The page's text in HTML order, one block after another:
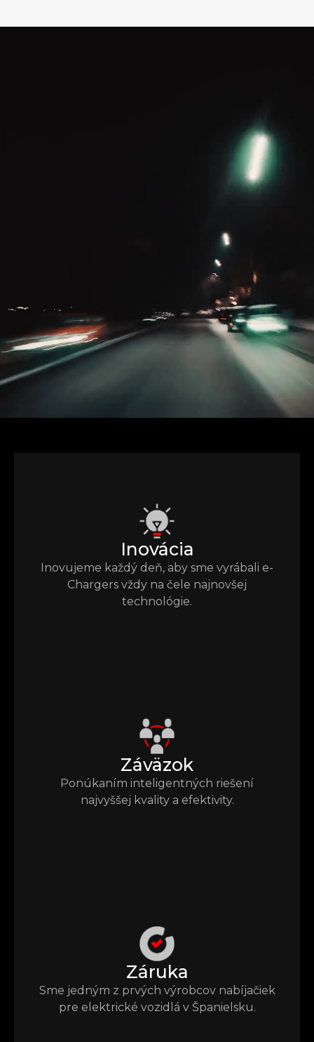
Inovácia
Inovujeme každý deň, aby sme vyrábali e-
Chargers vždy na čele najnovšej
technológie.
Záväzok
Ponúkaním inteligentných riešení
najvyššej kvality a efektivity.
Záruka
Sme jedným z prvých výrobcov nabíjačiek
pre elektrické vozidlá v Španielsku.